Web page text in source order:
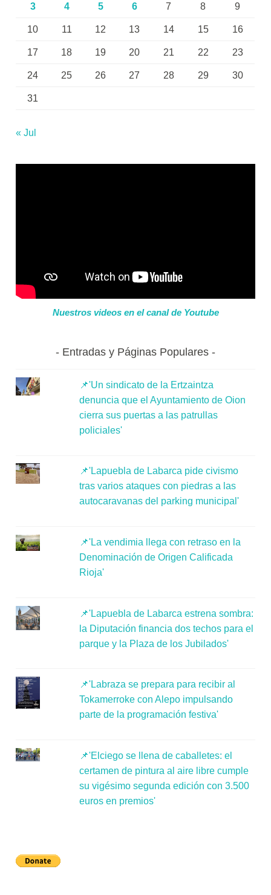
3 4 5 6 7 8 9
10 11 12 13 14 15 16
17 18 19 20 21 22 23
24 25 26 27 28 29 30
31
« Jul
Nuestros videos en el canal de Youtube
Entradas y Páginas Populares
📌'Un sindicato de la Ertzaintza
denuncia que el Ayuntamiento de Oion
cierra sus puertas a las patrullas
policiales'
📌'Lapuebla de Labarca pide civismo
tras varios ataques con piedras a las
autocaravanas del parking municipal'
📌'La vendimia llega con retraso en la
Denominación de Origen Calificada
Rioja'
📌'Lapuebla de Labarca estrena sombra:
la Diputación financia dos techos para el
parque y la Plaza de los Jubilados'
📌'Labraza se prepara para recibir al
Tokamerroke con Alepo impulsando
parte de la programación festiva'
📌'Elciego se llena de caballetes: el
certamen de pintura al aire libre cumple
su vigésimo segunda edición con 3.500
euros en premios'